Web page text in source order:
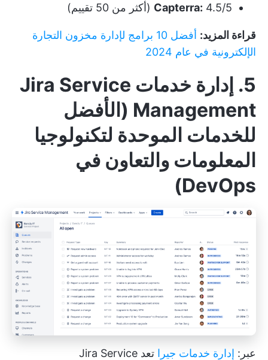
Capterra: 4.5/5 (أكثر من 50 تقييم)
قراءة المزيد:
أفضل 10 برامج لإدارة مخزون التجارة
الإلكترونية في عام 2024
5. إدارة خدمات Jira Service
Management (الأفضل
للخدمات الموحدة لتكنولوجيا
المعلومات والتعاون في
DevOps)
عبر: إدارة خدمات جيرا
تعد Jira Service